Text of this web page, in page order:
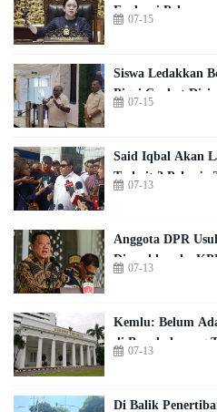
Evaluasi
07-15
Siswa Ledakkan
Pigai Curhat
07-15
Said Iqbal Akan
Terkait 3 Pekerja
07-13
Anggota DPR
Diserahkan ke
07-13
Kemlu: Belum
di Bangkok yang
07-13
Di Balik